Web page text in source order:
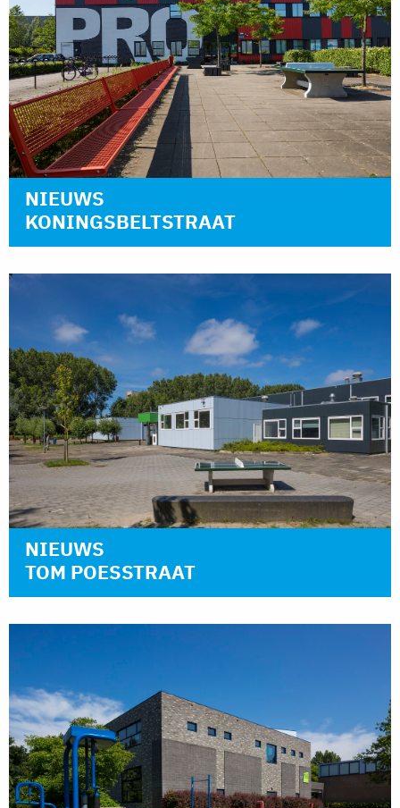
NIEUWS
KONINGSBELTSTRAAT
NIEUWS
TOM POESSTRAAT